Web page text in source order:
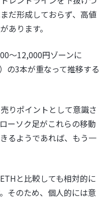
だ形成しておらず、高値
あります。
〜12,000円ゾーンに
の3本が重なって推移する
りポイントとして意識さ
ーソク足がこれらの移動
るようであれば、もう一
と比較しても相対的に
そのため、個人的には意